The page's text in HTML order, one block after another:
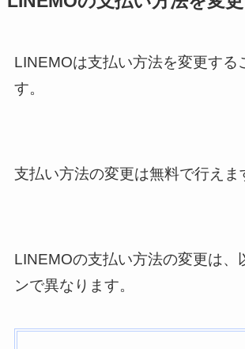
LINEMOは支払い方法を変更する
す。
支払い方法の変更は無料で行えま
LINEMOの支払い方法の変更は、
ンで異なります。